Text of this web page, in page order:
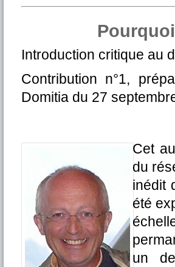
Introduction critique au
Contribution n°1,
Domitia du 27
Cet
du
inédit
été
un